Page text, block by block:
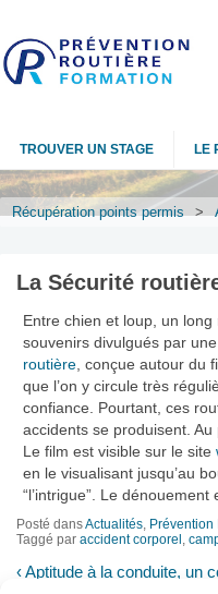
TROUVER UN STAGE LE
Récupération points permis >
La Sécurité
Entre chien et loup, un
souvenirs divulgués par
routière , conçue autour du
que l’on y circule très
confiance. Pourtant, ces
accidents se produisent.
Le film est visible sur le site
en le visualisant jusqu’au
“l’intrigue”. Le
Posté dansActualités, Prévention
Taggé par accident corporel ,
‹Aptitude à la conduite, un